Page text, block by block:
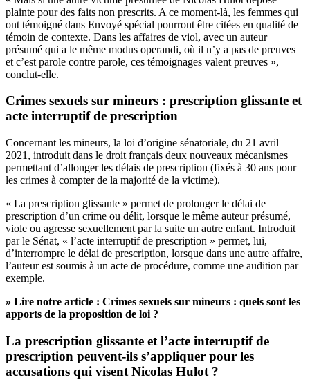
plainte pour des faits non prescrits. A ce moment-là, les femmes qui
ont témoigné dans Envoyé spécial pourront être citées en qualité de
témoin de contexte. Dans les affaires de viol, avec un auteur
présumé qui a le même modus operandi, où il n’y a pas de preuves
et c’est parole contre parole, ces témoignages valent preuves »,
conclut-elle.
Crimes sexuels sur mineurs : prescription glissante et
acte interruptif de prescription
Concernant les mineurs, la loi d’origine sénatoriale, du 21 avril
2021, introduit dans le droit français deux nouveaux mécanismes
permettant d’allonger les délais de prescription (fixés à 30 ans pour
les crimes à compter de la majorité de la victime).
« La prescription glissante » permet de prolonger le délai de
prescription d’un crime ou délit, lorsque le même auteur présumé,
viole ou agresse sexuellement par la suite un autre enfant. Introduit
par le Sénat, « l’acte interruptif de prescription » permet, lui,
d’interrompre le délai de prescription, lorsque dans une autre affaire,
l’auteur est soumis à un acte de procédure, comme une audition par
exemple.
» Lire notre article : Crimes sexuels sur mineurs : quels sont les
apports de la proposition de loi ?
La prescription glissante et l’acte interruptif de
prescription peuvent-ils s’appliquer pour les
accusations qui visent Nicolas Hulot ?